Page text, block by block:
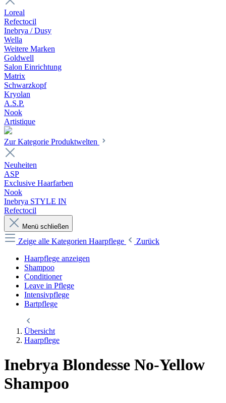
Loreal
Refectocil
Inebrya / Dusy
Wella
Weitere Marken
Goldwell
Salon Einrichtung
Matrix
Schwarzkopf
Kryolan
A.S.P.
Nook
Artistique
Zur Kategorie Produktwelten
Neuheiten
ASP
Exclusive Haarfarben
Nook
Inebrya STYLE IN
Refectocil
Menü schließen
Zeige alle Kategorien Haarpflege
Zurück
Haarpflege anzeigen
Shampoo
Conditioner
Leave in Pflege
Intensivpflege
Bartpflege
Übersicht
Haarpflege
Inebrya Blondesse No-Yellow
Shampoo